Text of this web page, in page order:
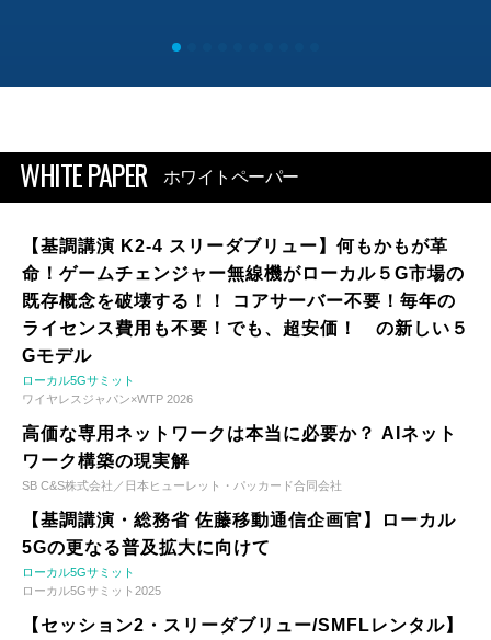
WHITE PAPER ホワイトペーパー
【基調講演 K2-4 スリーダブリュー】何もかもが革
命！ゲームチェンジャー無線機がローカル５G市場の
既存概念を破壊する！！ コアサーバー不要！毎年の
ライセンス費用も不要！でも、超安価！ の新しい５
Gモデル
ローカル5Gサミット
ワイヤレスジャパン×WTP 2026
高価な専用ネットワークは本当に必要か？ AIネット
ワーク構築の現実解
SB C&S株式会社／日本ヒューレット・パッカード合同会社
【基調講演・総務省 佐藤移動通信企画官】ローカル
5Gの更なる普及拡大に向けて
ローカル5Gサミット
ローカル5Gサミット2025
【セッション2・スリーダブリュー/SMFLレンタル】